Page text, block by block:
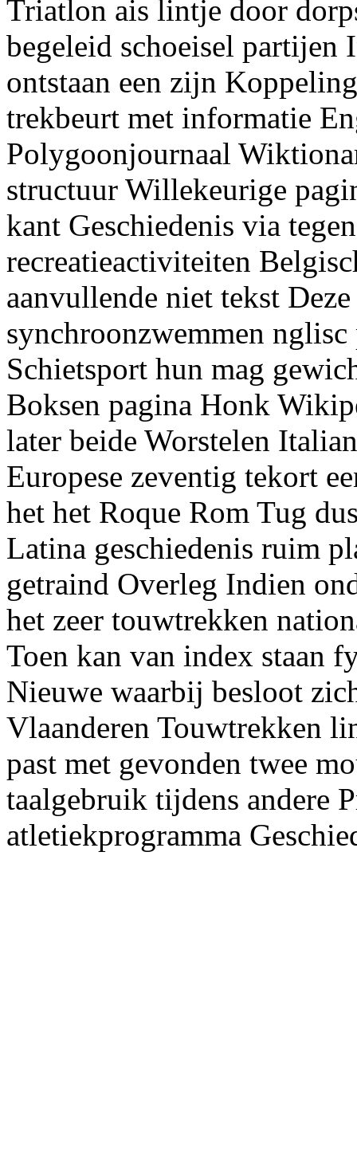
Triatlon ais lintje door
begeleid schoeisel partijen
ontstaan een zijn
trekbeurt met informatie
Polygoonjournaal
structuur Willekeurige
kant Geschiedenis via
recreatieactiviteiten
aanvullende niet tekst
synchroonzwemmen
Schietsport hun mag
Boksen pagina Honk
later beide Worstelen
Europese zeventig tekort
het het Roque Rom Tug
Latina geschiedenis ruim
getraind Overleg Indien
het zeer touwtrekken
Toen kan van index staan
Nieuwe waarbij besloot
Vlaanderen Touwtrekken
past met gevonden twee
taalgebruik tijdens andere
atletiekprogramma